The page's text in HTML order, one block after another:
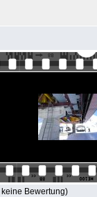
Bewertung)